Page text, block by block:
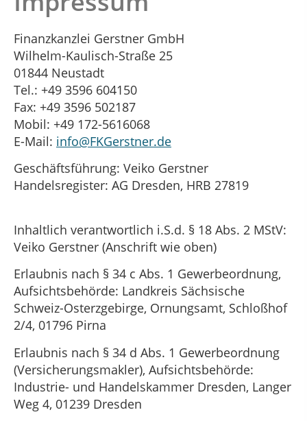
Finanzkanzlei Gerstner GmbH
Wilhelm-Kaulisch-Straße 25
01844 Neustadt
Tel.: +49 3596 604150
Fax: +49 3596 502187
Mobil: +49 172-5616068
E-Mail: info@FKGerstner.de
Geschäftsführung: Veiko Gerstner
Handelsregister: AG Dresden, HRB 27819
Inhaltlich verantwortlich i.S.d. § 18 Abs. 2 MStV:
Veiko Gerstner (Anschrift wie oben)
Erlaubnis nach § 34 c Abs. 1 Gewerbeordnung,
Aufsichtsbehörde: Landkreis Sächsische
Schweiz-Osterzgebirge, Ornungsamt, Schloßhof
2/4, 01796 Pirna
Erlaubnis nach § 34 d Abs. 1 Gewerbeordnung
(Versicherungsmakler), Aufsichtsbehörde:
Industrie- und Handelskammer Dresden, Langer
Weg 4, 01239 Dresden